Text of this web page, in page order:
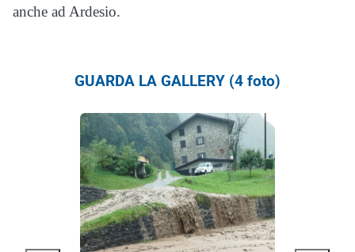
anche ad Ardesio.
GUARDA LA GALLERY (4 foto)